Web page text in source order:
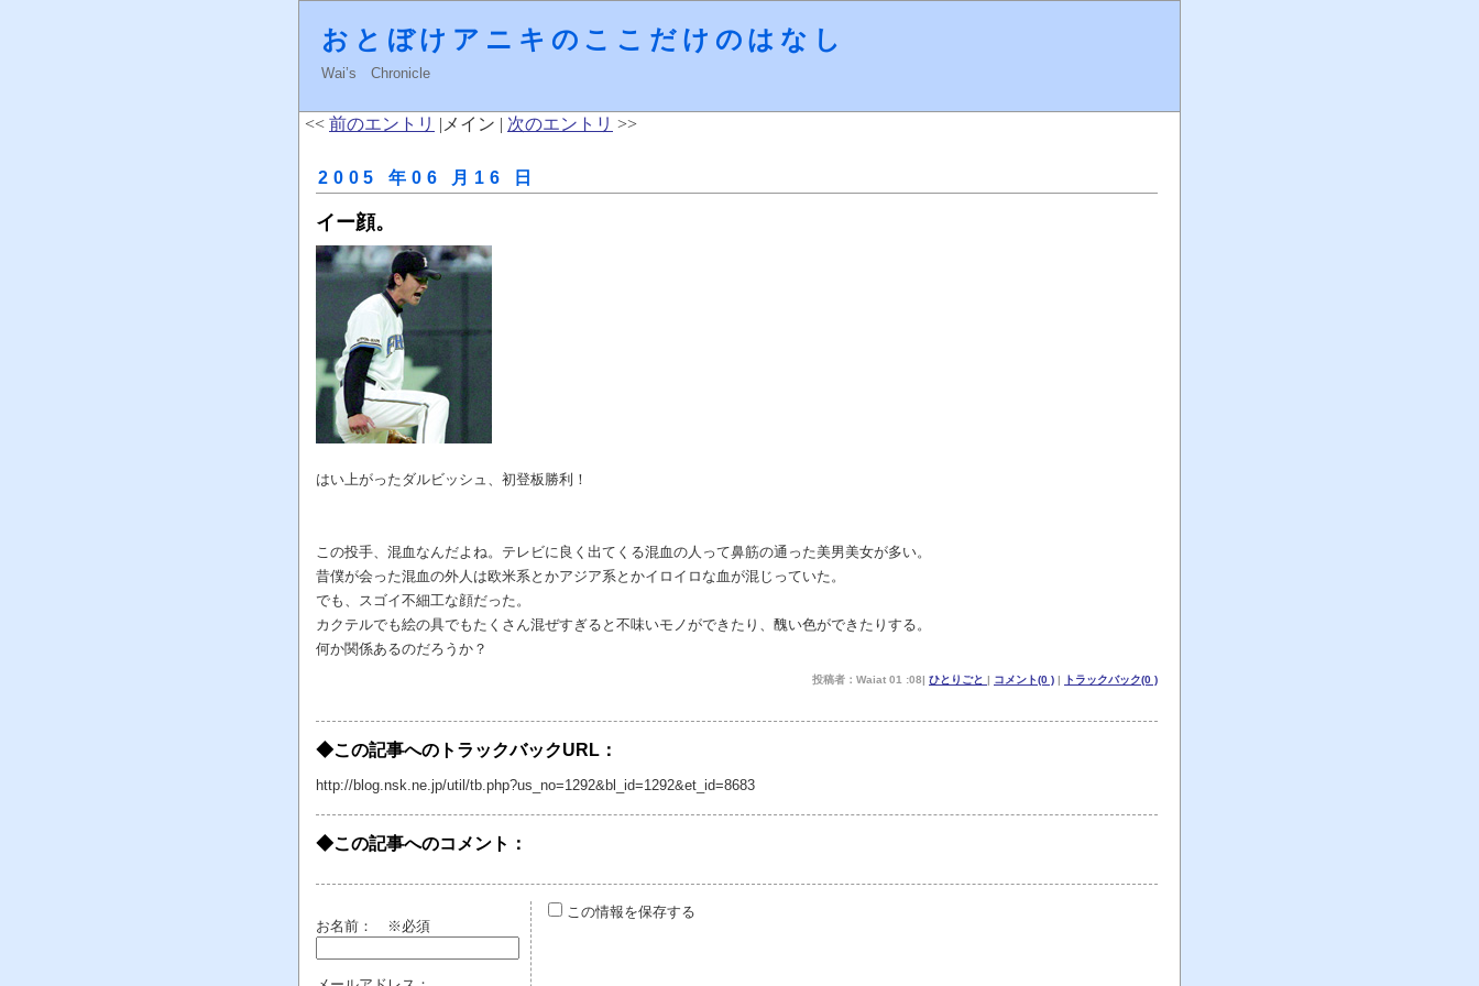
おとぼけアニキのここだけのはなし
Wai’s Chronicle
<< 前のエントリ |メイン | 次のエントリ >>
2005 年06 月16 日
イー顔。
はい上がったダルビッシュ、初登板勝利！
この投手、混血なんだよね。テレビに良く出てくる混血の人って鼻筋の通った美男美女が多い。
昔僕が会った混血の外人は欧米系とかアジア系とかイロイロな血が混じっていた。
でも、スゴイ不細工な顔だった。
カクテルでも絵の具でもたくさん混ぜすぎると不味いモノができたり、醜い色ができたりする。
何か関係あるのだろうか？
投稿者：Waiat 01 :08| ひとりごと | コメント(0 ) | トラックバック(0 )
◆この記事へのトラックバックURL：
http://blog.nsk.ne.jp/util/tb.php?us_no=1292&bl_id=1292&et_id=8683
◆この記事へのコメント：
お名前： ※必須
この情報を保存する